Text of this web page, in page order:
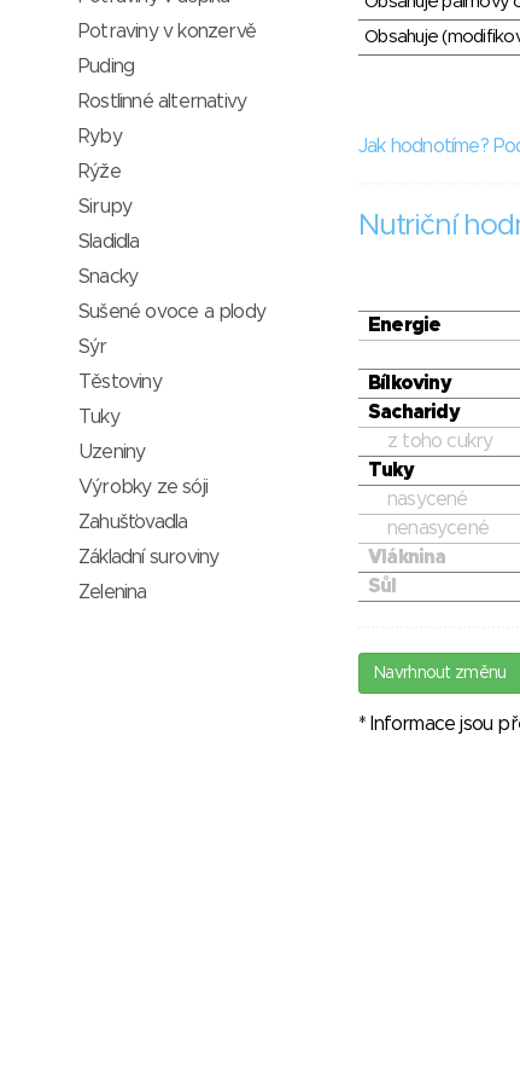
Obsahuje
Jak hodnotíme?
Nutriční
Energie
Bílkoviny
Sacharidy
z toho cukry
Tuky
nasycené
nenasycené
Vláknina
Sůl
Navrhnout změnu
* Informace jsou
Potraviny v konzervě
Puding
Rostlinné alternativy
Ryby
Rýže
Sirupy
Sladidla
Snacky
Sušené ovoce a plody
Sýr
Těstoviny
Tuky
Uzeniny
Výrobky ze sóji
Zahušťovadla
Základní suroviny
Zelenina